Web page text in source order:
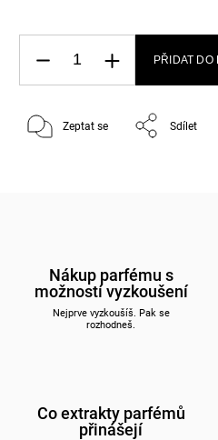
PŘIDAT DO
Zeptat se Sdílet
Nákup parfému s
možností vyzkoušení
Nejprve vyzkoušíš. Pak se
rozhodneš.
Co extrakty parfémů
přinášejí